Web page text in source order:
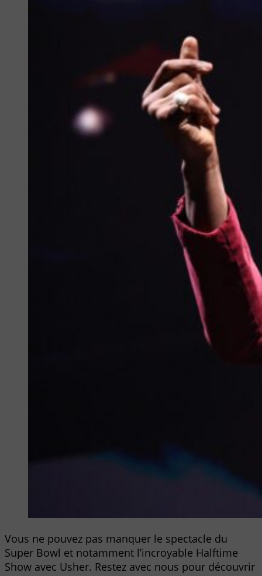
Vous ne pouvez pas manquer le spectacle du
Super Bowl et notamment l’incroyable Halftime
Show avec Usher. Restez avec nous pour découvrir